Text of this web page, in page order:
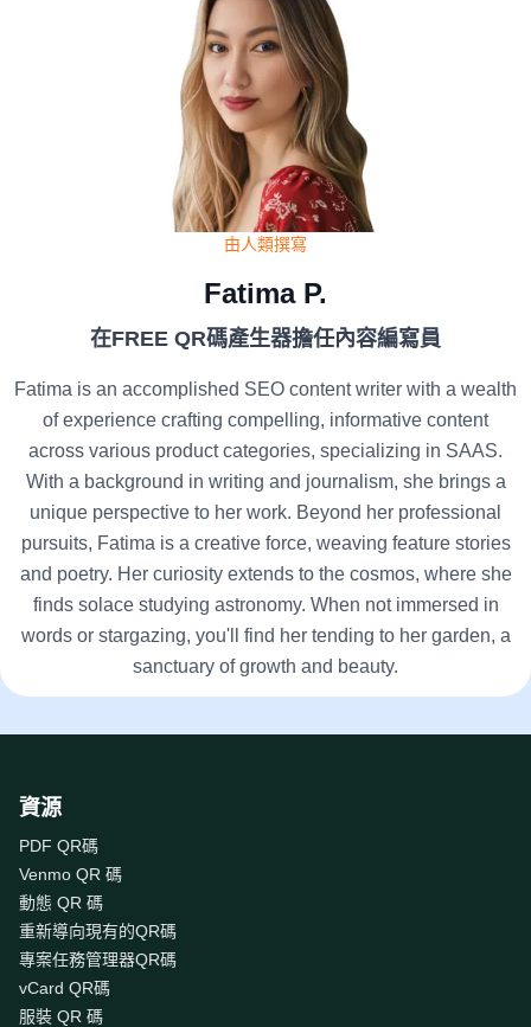
由人類撰寫
Fatima P.
在FREE QR碼產生器擔任內容編寫員
Fatima is an accomplished SEO content writer with a wealth
of experience crafting compelling, informative content
across various product categories, specializing in SAAS.
With a background in writing and journalism, she brings a
unique perspective to her work. Beyond her professional
pursuits, Fatima is a creative force, weaving feature stories
and poetry. Her curiosity extends to the cosmos, where she
finds solace studying astronomy. When not immersed in
words or stargazing, you'll find her tending to her garden, a
sanctuary of growth and beauty.
資源
PDF QR碼
Venmo QR 碼
動態 QR 碼
重新導向現有的QR碼
專案任務管理器QR碼
vCard QR碼
服裝 QR 碼